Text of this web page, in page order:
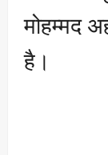
मोहम्मद
है।